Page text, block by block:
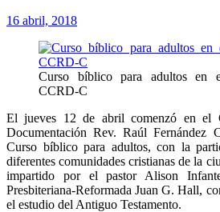
16 abril, 2018
Curso bíblico para adultos en
CCRD-C
El jueves 12 de abril comenzó en el
Documentación Rev. Raúl Fernández
Curso bíblico para adultos, con la
diferentes comunidades cristianas de la
impartido por el pastor Alison
Presbiteriana-Reformada Juan G. Hall,
el estudio del Antiguo Testamento.